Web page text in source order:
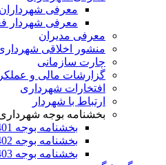
معرفی شهرداران
معرفی شهردار
معرفی مدیران
منشور اخلاقی شهرداری
چارت سازمانی
گزارشات مالی و
افتخارات شهرداری
ارتباط با شهردار
بخشنامه بوجه شهرداری
بخشنامه بوجه 1401 شهرداری ها
بخشنامه بوجه 1402 شهرداری ها
بخشنامه بوجه 1403 شهرداری ها